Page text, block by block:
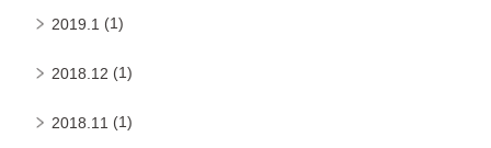
2019.1 (1)
2018.12 (1)
2018.11 (1)